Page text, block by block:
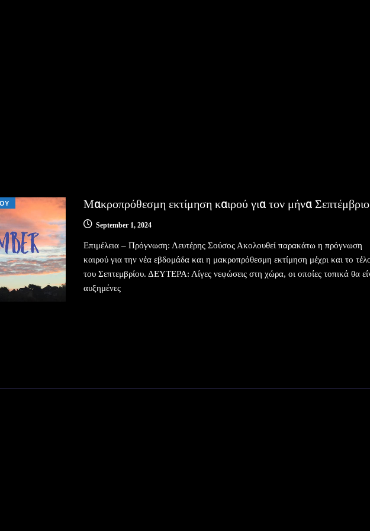
Μακροπρόθεσμη εκτίμηση καιρού για τον μήνα
September 1, 2024
Επιμέλεια – Πρόγνωση: Λευτέρης Σούσος Ακολουθεί παρακάτω η πρόγνωση
καιρού για την νέα εβδομάδα και η μακροπρόθεσμη εκτίμηση μέχρι και το
του Σεπτεμβρίου. ΔΕΥΤΕΡΑ: Λίγες νεφώσεις στη χώρα, οι οποίες τοπικά θα
αυξημένες